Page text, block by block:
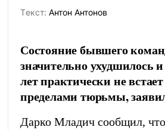
Tекст: Антон Антонов
Состояние бывшего
значительно ухудшилось
лет практически не
пределами тюрьмы,
Дарко Младич сообщил, что